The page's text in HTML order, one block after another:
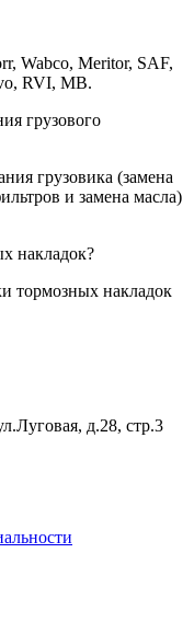
Wabco, Meritor, SAF,
RVI, MB.
грузового
грузовика (замена
и замена масла)
накладок?
тормозных накладок
д.28, стр.3